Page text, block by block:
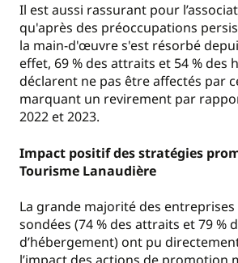
Il est aussi rassurant pour
qu'après des préoccupations
la main-d'œuvre s'est résorbé
effet, 69 % des attraits et 54 % des
déclarent ne pas être affectés par
marquant un revirement par
2022 et 2023.
Impact positif des stratégies
Tourisme Lanaudière
La grande majorité des
sondées (74 % des attraits et 79 %
d’hébergement) ont pu